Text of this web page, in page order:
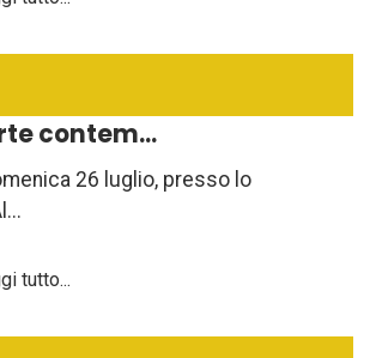
contem...
26 luglio, presso lo
tutto...